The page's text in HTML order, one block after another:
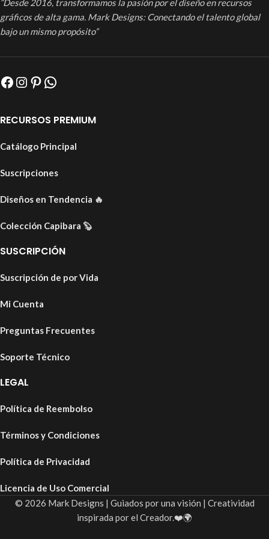
“Desde 2016, transformamos la pasión por el diseño en recursos
gráficos de alta gama. Mark Designs: Conectando el talento global
bajo un mismo propósito”
RECURSOS PREMIUM
Catálogo Principal
Suscripciones
Diseños en Tendencia 🔥
Colección Capibara 🦫
SUSCRIPCIÓN
Suscripción de por Vida
Mi Cuenta
Preguntas Frecuentes
Soporte Técnico
LEGAL
Política de Reembolso
Términos y Condiciones
Política de Privacidad
Licencia de Uso Comercial
© 2026 Mark Designs | Guiados por una visión | Creatividad
inspirada por el Creador.❤️🌍